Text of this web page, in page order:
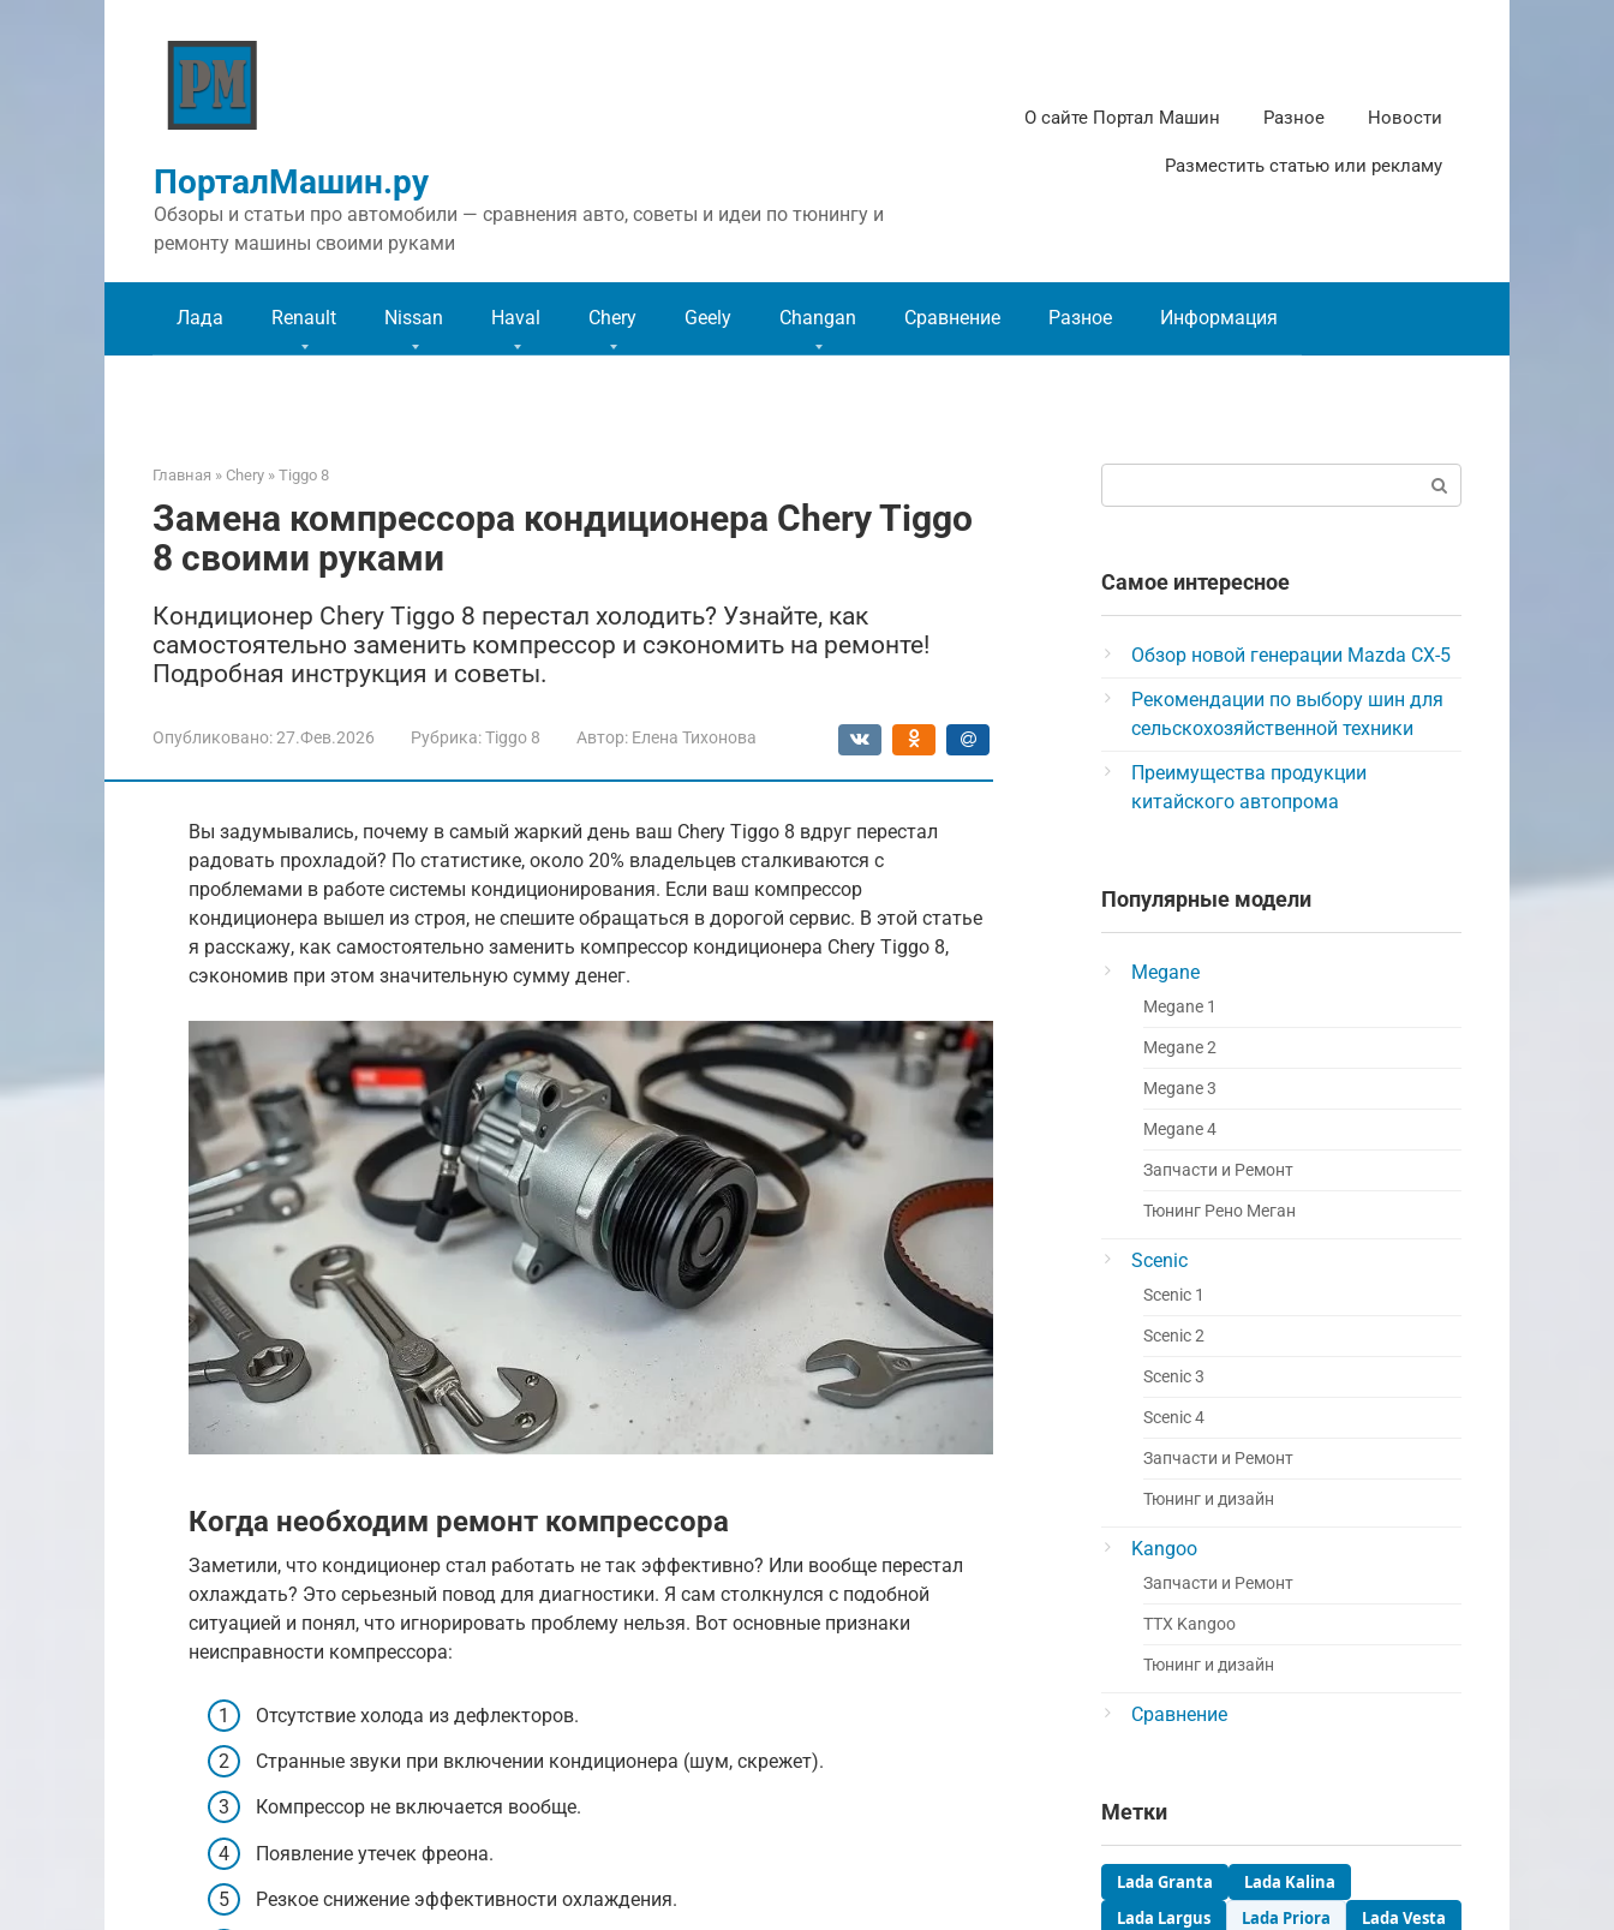
ПорталМашин.ру
Обзоры и статьи про автомобили — сравнения авто, советы и идеи по тюнингу и
ремонту машины своими руками
О сайте Портал Машин Разное Новости
Разместить статью или рекламу
Лада Renault Nissan Haval Chery Geely Changan Сравнение Разное Информация
Главная » Chery » Tiggo 8
Замена компрессора кондиционера Chery Tiggo
8 своими руками
Кондиционер Chery Tiggo 8 перестал холодить? Узнайте, как
самостоятельно заменить компрессор и сэкономить на ремонте!
Подробная инструкция и советы.
Опубликовано:27.Фев.2026 Рубрика:Tiggo 8 Автор: Елена Тихонова
Вы задумывались, почему в самый жаркий день ваш Chery Tiggo 8 вдруг перестал
радовать прохладой? По статистике, около 20% владельцев сталкиваются с
проблемами в работе системы кондиционирования. Если ваш компрессор
кондиционера вышел из строя, не спешите обращаться в дорогой сервис. В этой статье
я расскажу, как самостоятельно заменить компрессор кондиционера Chery Tiggo 8,
сэкономив при этом значительную сумму денег.
Когда необходим ремонт компрессора
Заметили, что кондиционер стал работать не так эффективно? Или вообще перестал
охлаждать? Это серьезный повод для диагностики. Я сам столкнулся с подобной
ситуацией и понял, что игнорировать проблему нельзя. Вот основные признаки
неисправности компрессора:
Отсутствие холода из дефлекторов.
Странные звуки при включении кондиционера (шум, скрежет).
Компрессор не включается вообще.
Появление утечек фреона.
Резкое снижение эффективности охлаждения.
Самое интересное
Обзор новой генерации Mazda CX-5
Рекомендации по выбору шин для
сельскохозяйственной техники
Преимущества продукции
китайского автопрома
Популярные модели
Megane
Megane 1
Megane 2
Megane 3
Megane 4
Запчасти и Ремонт
Тюнинг Рено Меган
Scenic
Scenic 1
Scenic 2
Scenic 3
Scenic 4
Запчасти и Ремонт
Тюнинг и дизайн
Kangoo
Запчасти и Ремонт
ТТХ Kangoo
Тюнинг и дизайн
Сравнение
Метки
Lada Granta
Lada Kalina
Lada Largus
Lada Priora
Lada Vesta